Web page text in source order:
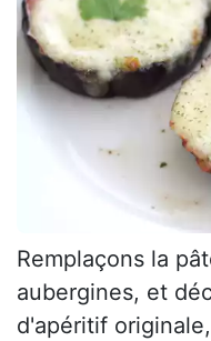
Remplaçons la
aubergines, et
d'apéritif